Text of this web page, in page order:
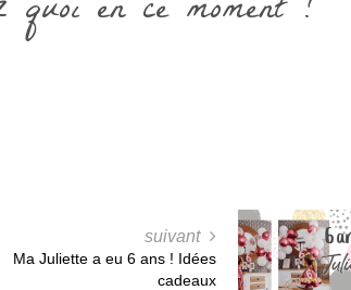
suivant
Ma Juliette a eu 6 ans ! Idées
cadeaux